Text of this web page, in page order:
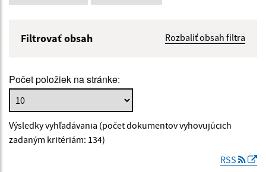
Filtrovať obsah Rozbaliť obsah filtra
Popis:
Dátum zverejnenia od:
Počet položiek na stránke:
Výsledky vyhľadávania (počet dokumentov vyhovujúcich
zadaným kritériám: 134)
RSS